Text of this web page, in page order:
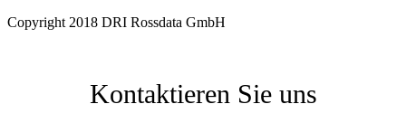
Copyright 2018 DRI Rossdata GmbH
Kontaktieren Sie uns